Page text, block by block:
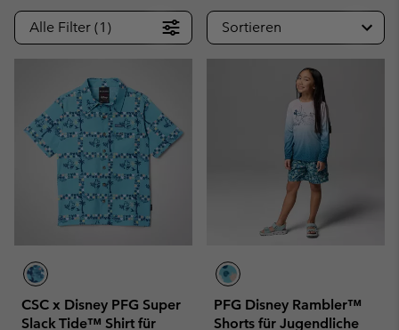
Alle Filter (1) Sortieren
CSC x Disney PFG Super
Slack Tide™ Shirt für
PFG Disney Rambler™
Shorts für Jugendliche